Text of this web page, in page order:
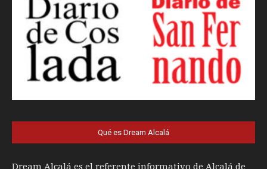
Qué es Dream Alcalá
Dream Alcalá es el referente informativo de Alcalá de